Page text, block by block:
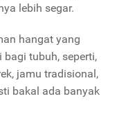
lebih segar.
hangat yang
tubuh, seperti,
jamu tradisional,
bakal ada banyak